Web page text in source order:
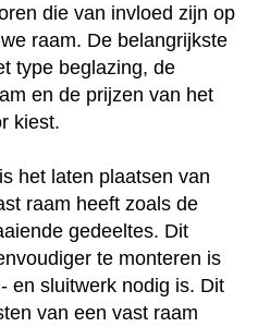
die van invloed zijn op
raam. De belangrijkste
type beglazing, de
en de prijzen van het
kiest.
het laten plaatsen van
raam heeft zoals de
gedeeltes. Dit
te monteren is
en sluitwerk nodig is. Dit
van een vast raam